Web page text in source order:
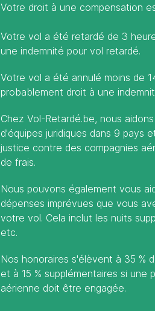
Votre droit à une compensation
Votre vol a été retardé de 3
une indemnité pour vol retardé.
Votre vol a été annulé moins de
probablement droit à une
Chez Vol-Retardé.be, nous
d'équipes juridiques dans 9 pays
justice contre des compagnies
de frais.
Nous pouvons également vous
dépenses imprévues que vous
votre vol. Cela inclut les nuits
etc.
Nos honoraires s'élèvent à 35 %
et à 15 % supplémentaires si une
aérienne doit être engagée.